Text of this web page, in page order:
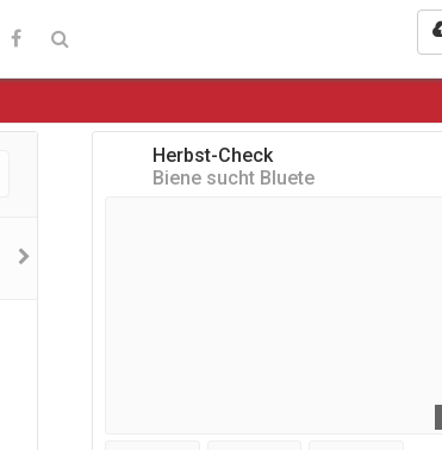
Herbst-Check
Biene sucht Bluete